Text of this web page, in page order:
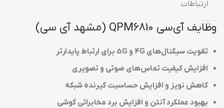
ارتباطات
وظایف آی‌سی QPM6810 (مشهد آی سی)
تقویت سیگنال‌های 4G و 5G برای ارتباط پایدارتر
افزایش کیفیت تماس‌های صوتی و تصویری
کاهش نویز و افزایش حساسیت گیرنده شبکه
بهبود عملکرد آنتن و افزایش برد مخابراتی گوشی